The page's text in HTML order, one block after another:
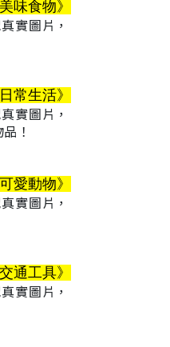
味食物》
實圖片，
常生活》
實圖片，
！
愛動物》
實圖片，
通工具》
實圖片，